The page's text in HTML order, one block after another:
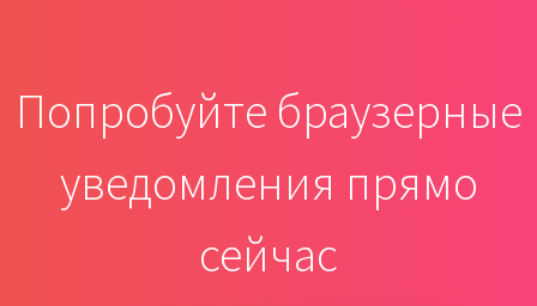
Попробуйте браузерные
уведомления прямо
сейчас